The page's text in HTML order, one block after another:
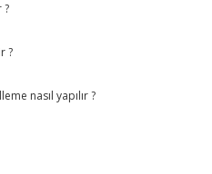
?
?
nasıl yapılır ?